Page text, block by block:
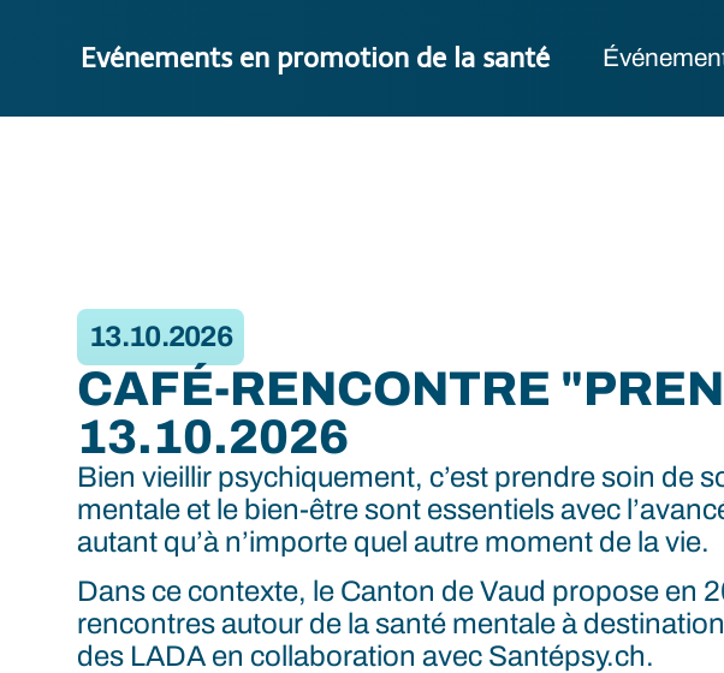
Evénements en promotion de la santé
13.10.2026
CAFÉ-RENCONTRE
13.10.2026
Bien vieillir psychiquement, c’est prendre soin de
mentale et le bien-être sont essentiels avec
autant qu’à n’importe quel autre moment de la vie.
Dans ce contexte, le Canton de Vaud propose en
rencontres autour de la santé mentale à
des LADA en collaboration avec Santépsy.ch.